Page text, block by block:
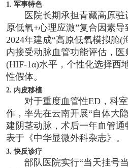
1. 军事特色
医院长期承担青藏高原
原低氧+心理应激”复合因素导
2024年建成“高原低氧模拟舱(
内接受动脉血管功能评估，
(HIF-1α)水平，个性化选择西
性假体。
2. 内皮移植
对于重度血管性ED，科
作，率先在云南开展“自体大
建阴茎动脉，术后一年血管通
表于《中华显微外科杂志》。
3. 快反诊疗
部队医院实行“当天挂号